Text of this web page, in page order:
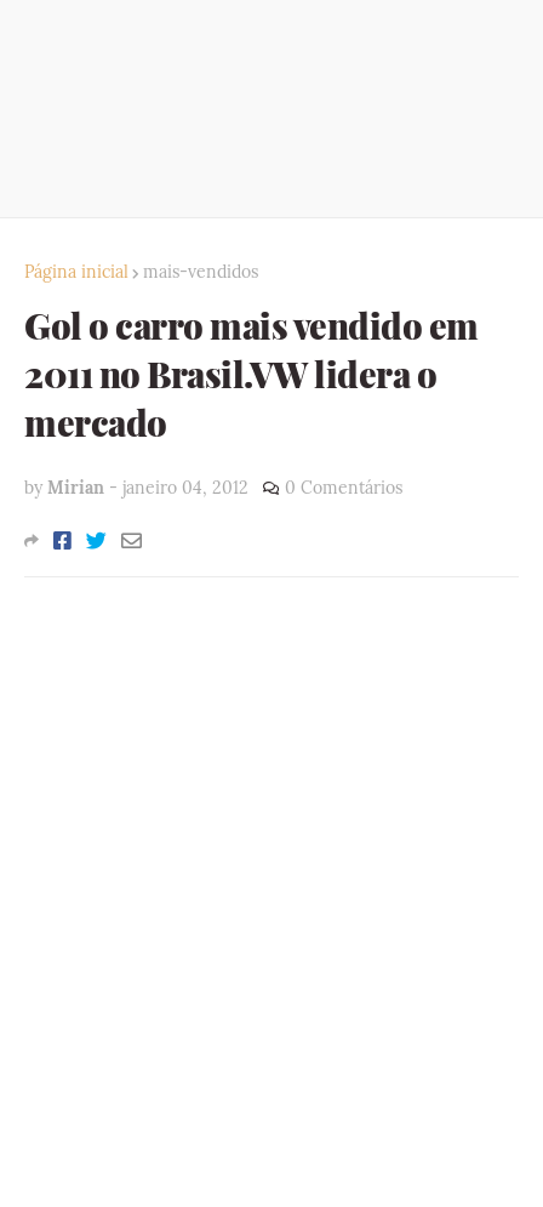
Página inicial mais-vendidos
Gol o carro mais vendido em
2011 no Brasil.VW lidera o
mercado
by Mirian - janeiro 04, 2012 0 Comentários